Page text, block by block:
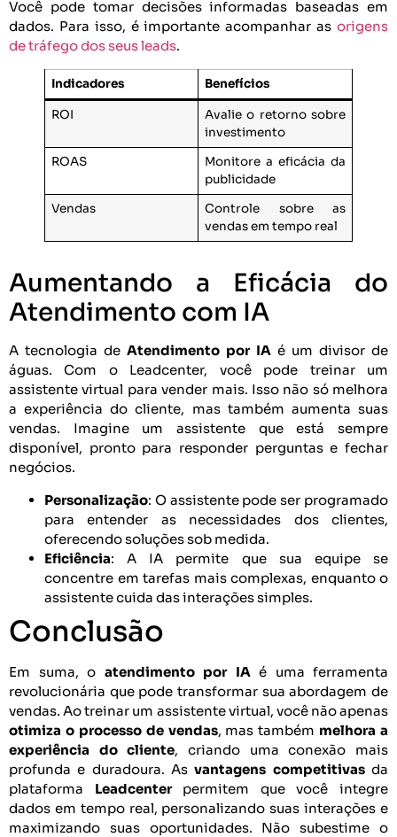
Você pode tomar decisões informadas baseadas em
dados. Para isso, é importante acompanhar as origens
de tráfego dos seus leads.
Indicadores Benefícios
ROI
Avalie o retorno sobre
investimento
ROAS
Monitore a eficácia da
publicidade
Vendas
Controle sobre as
vendas em tempo real
Aumentando a Eficácia do
Atendimento com IA
A tecnologia de Atendimento por IA é um divisor de
águas. Com o Leadcenter, você pode treinar um
assistente virtual para vender mais. Isso não só melhora
a experiência do cliente, mas também aumenta suas
vendas. Imagine um assistente que está sempre
disponível, pronto para responder perguntas e fechar
negócios.
Personalização: O assistente pode ser programado
para entender as necessidades dos clientes,
oferecendo soluções sob medida.
Eficiência: A IA permite que sua equipe se
concentre em tarefas mais complexas, enquanto o
assistente cuida das interações simples.
Conclusão
Em suma, o atendimento por IAé uma ferramenta
revolucionária que pode transformar sua abordagem de
vendas. Ao treinar um assistente virtual, você não apenas
otimiza o processo de vendas, mas também melhora a
experiência do cliente, criando uma conexão mais
profunda e duradoura. Asvantagens competitivasda
plataforma Leadcenterpermitem que você integre
dados em tempo real, personalizando suas interações e
maximizando suas oportunidades. Não subestime o